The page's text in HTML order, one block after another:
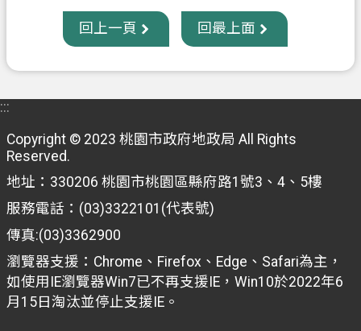
回上一頁 回最上面
:::
Copyright © 2023 桃園市政府地政局 All Rights
Reserved.
地址：330206 桃園市桃園區縣府路1號3、4、5樓
服務電話：(03)3322101(代表號)
傳真:(03)3362900
瀏覽器支援：Chrome、Firefox、Edge、Safari為主，
如使用IE瀏覽器Win7已不再支援IE，Win10於2022年6
月15日淘汰並停止支援IE。